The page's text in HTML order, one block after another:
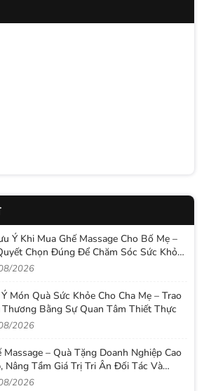
Ý Khi Mua Ghế Massage Cho Bố Mẹ –
Chọn Đúng Để Chăm Sóc Sức Khỏe
Dài2026
Món Quà Sức Khỏe Cho Cha Mẹ – Trao
Thương Bằng Sự Quan Tâm Thiết Thực
2026
Massage – Quà Tặng Doanh Nghiệp Cao
Nâng Tầm Giá Trị Tri Ân Đối Tác Và
Viên
2026